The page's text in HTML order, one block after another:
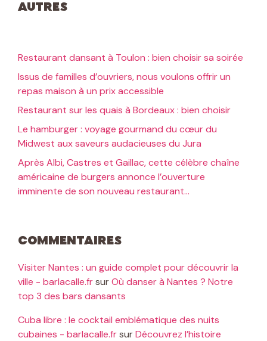
Autres
Restaurant dansant à Toulon : bien choisir sa soirée
Issus de familles d’ouvriers, nous voulons offrir un
repas maison à un prix accessible
Restaurant sur les quais à Bordeaux : bien choisir
Le hamburger : voyage gourmand du cœur du
Midwest aux saveurs audacieuses du Jura
Après Albi, Castres et Gaillac, cette célèbre chaîne
américaine de burgers annonce l’ouverture
imminente de son nouveau restaurant…
Commentaires
Visiter Nantes : un guide complet pour découvrir la
ville - barlacalle.frsurOù danser à Nantes ? Notre
top 3 des bars dansants
Cuba libre : le cocktail emblématique des nuits
cubaines - barlacalle.frsurDécouvrez l’histoire